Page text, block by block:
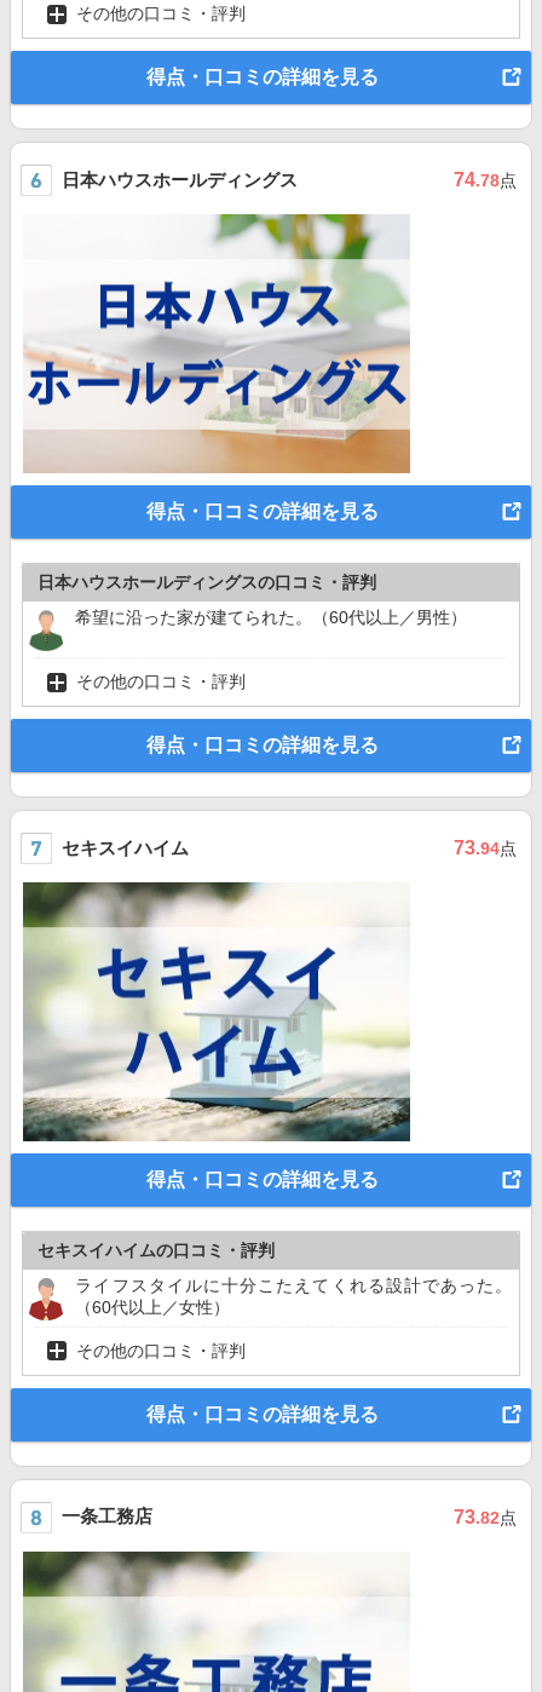
その他の口コミ・評判
得点・口コミの詳細を見る
日本ハウスホールディングス 74.78点
得点・口コミの詳細を見る
日本ハウスホールディングスの口コミ・評判
希望に沿った家が建てられた。（60代以上／男性）
その他の口コミ・評判
得点・口コミの詳細を見る
セキスイハイム 73.94点
得点・口コミの詳細を見る
セキスイハイムの口コミ・評判
ライフスタイルに十分こたえてくれる設計であった。
（60代以上／女性）
その他の口コミ・評判
得点・口コミの詳細を見る
一条工務店 73.82点